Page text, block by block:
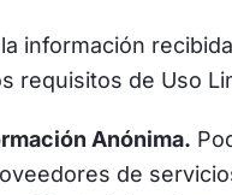
información
requisitos de Uso
Anónima.
de